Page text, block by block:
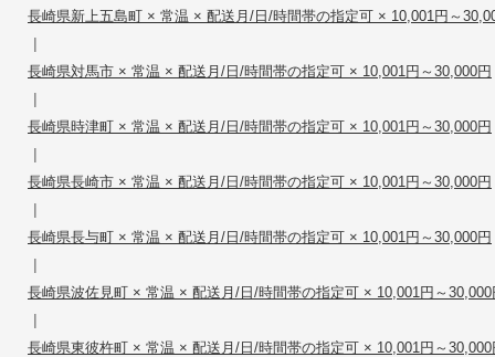
長崎県新上五島町 × 常温 × 配送月/日/時間帯の指定可 × 10,001円～
|
長崎県対馬市 × 常温 × 配送月/日/時間帯の指定可 × 10,001円～30,000円
|
長崎県時津町 × 常温 × 配送月/日/時間帯の指定可 × 10,001円～30,000円
|
長崎県長崎市 × 常温 × 配送月/日/時間帯の指定可 × 10,001円～30,000円
|
長崎県長与町 × 常温 × 配送月/日/時間帯の指定可 × 10,001円～30,000円
|
長崎県波佐見町 × 常温 × 配送月/日/時間帯の指定可 × 10,001円～30,000
|
長崎県東彼杵町 × 常温 × 配送月/日/時間帯の指定可 × 10,001円～30,000